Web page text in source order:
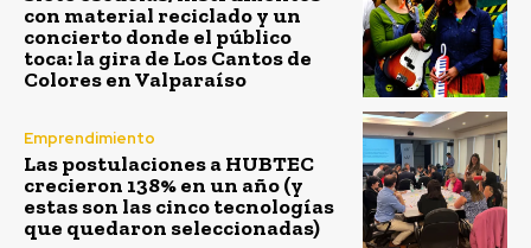
con material reciclado y un
concierto donde el público
toca: la gira de Los Cantos de
Colores en Valparaíso
Emprendimiento
Las postulaciones a HUBTEC
crecieron 138% en un año (y
estas son las cinco tecnologías
que quedaron seleccionadas)